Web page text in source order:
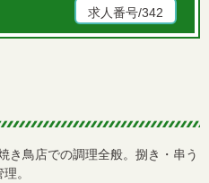
求人番号/342
き鳥店での調理全般。捌き・串う
。